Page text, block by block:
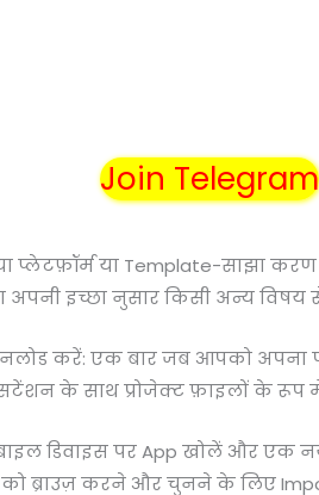
Join Telegram
प्लेटफ़ॉर्म या Template-साझा
अपनी इच्छा नुसार किसी अन्य
करें: एक बार जब आपको
के साथ प्रोजेक्ट फ़ाइलों के रूप
डिवाइस पर App खोलें और एक
को ब्राउज़ करने और चुनने के लिए